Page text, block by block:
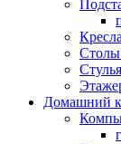
Столы
Стулья
Домашний